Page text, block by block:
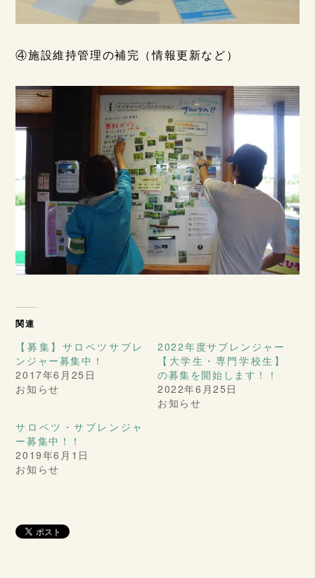
④施設維持管理の補完（情報更新など）
関連
【募集】サロベツサブレ
ンジャー募集中！
2017年6月25日
お知らせ
2022年度サブレンジャー
【大学生・専門学校生】
の募集を開始します！！
2022年6月25日
お知らせ
サロベツ・サブレンジャ
ー募集中！！
2019年6月1日
お知らせ